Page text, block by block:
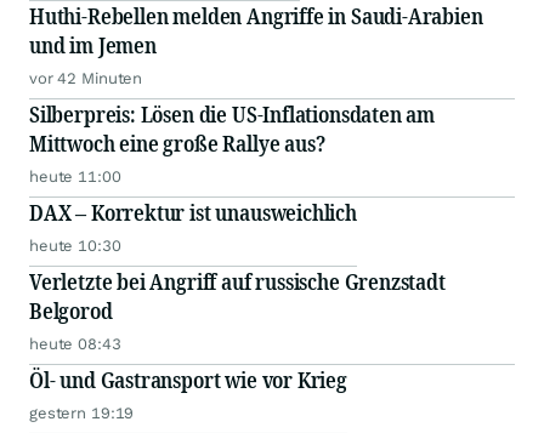
Huthi-Rebellen melden Angriffe in Saudi-Arabien
und im Jemen
vor 42 Minuten
Silberpreis: Lösen die US-Inflationsdaten am
Mittwoch eine große Rallye aus?
heute 11:00
DAX – Korrektur ist unausweichlich
heute 10:30
Verletzte bei Angriff auf russische Grenzstadt
Belgorod
heute 08:43
Öl- und Gastransport wie vor Krieg
gestern 19:19